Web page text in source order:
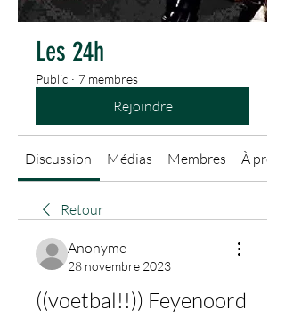
Les 24h
Public · 7 membres
Rejoindre
Discussion Médias Membres À
Retour
Anonyme
28 novembre 2023
((voetbal!!)) Feyenoord